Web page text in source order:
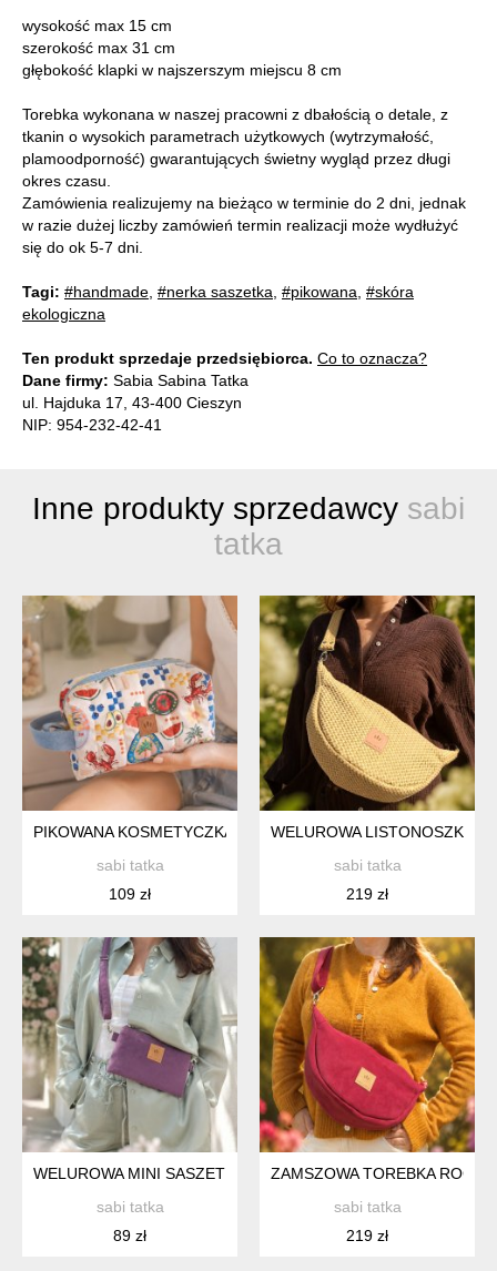
wysokość max 15 cm
szerokość max 31 cm
głębokość klapki w najszerszym miejscu 8 cm
Torebka wykonana w naszej pracowni z dbałością o detale, z
tkanin o wysokich parametrach użytkowych (wytrzymałość,
plamoodporność) gwarantujących świetny wygląd przez długi
okres czasu.
Zamówienia realizujemy na bieżąco w terminie do 2 dni, jednak
w razie dużej liczby zamówień termin realizacji może wydłużyć
się do ok 5-7 dni.
Tagi: #handmade #nerka saszetka #pikowana #skóra
ekologiczna
Ten produkt sprzedaje przedsiębiorca. Co to oznacza?
Dane firmy: Sabia Sabina Tatka
ul. Hajduka 17, 43-400 Cieszyn
NIP: 954-232-42-41
Inne produkty sprzedawcy sabi
tatka
PIKOWANA KOSMETYCZKA XL Z WELURU SANREMO
sabi tatka
109 zł
WELUROWA LISTONOSZKA
sabi tatka
219 zł
WELUROWA MINI SASZETKA NA TELEFON FIOLETOWA
sabi tatka
89 zł
ZAMSZOWA TOREBKA
sabi tatka
219 zł